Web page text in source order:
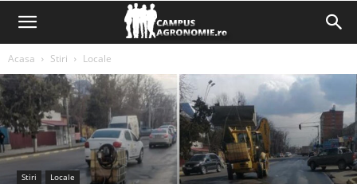
Acasa Stiri Locale
Stiri Locale